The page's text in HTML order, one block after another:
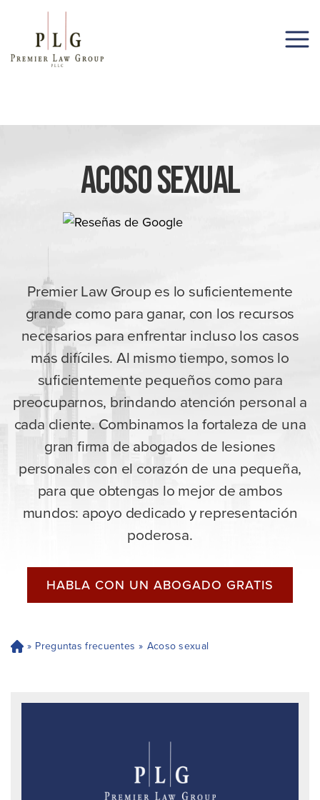
Acoso Sexual
Premier Law Group es lo suficientemente
grande como para ganar, con los recursos
necesarios para enfrentar incluso los casos
más difíciles. Al mismo tiempo, somos lo
suficientemente pequeños como para
preocuparnos, brindando atención personal a
cada cliente. Combinamos la fortaleza de una
gran firma de abogados de lesiones
personales con el corazón de una pequeña,
para que obtengas lo mejor de ambos
mundos: apoyo dedicado y representación
poderosa.
HABLA CON UN ABOGADO GRATIS
H
» Preguntas frecuentes » Acoso sexual